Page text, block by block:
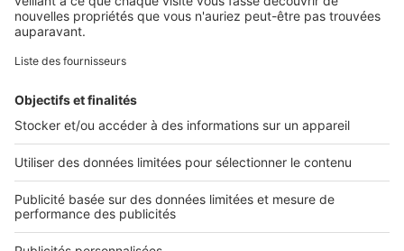
Retrouvez-nous sur ...
L'ENTREPRISE
Nous contacter
Nous recrutons